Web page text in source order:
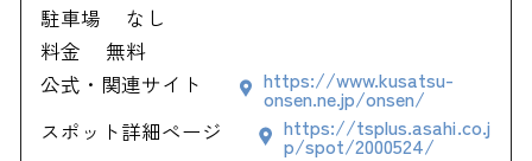
駐車場
なし
料金
無料
公式・関連サイト
https://www.kusatsu-
onsen.ne.jp/onsen/
スポット詳細ページ
https://tsplus.asahi.co.j
p/spot/2000524/